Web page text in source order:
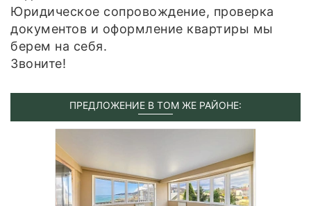
Юридическое сопровождение, проверка
документов и оформление квартиры мы
берем на себя.
Звоните!
ПРЕДЛОЖЕНИЕ В ТОМ ЖЕ РАЙОНЕ: